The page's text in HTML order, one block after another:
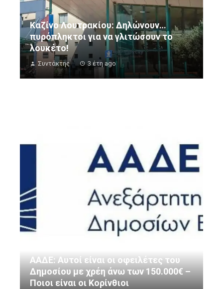
Καζίνο Λουτρακίου: Δηλώνουν…
πυρόπληκτοι για να γλιτώσουν το
λουκέτο!
Συντάκτης 3 έτη ago
ΑΑΔΕ: Αυτοί είναι οι οφειλέτες του
Δημοσίου με χρέη άνω των 150.000€ –
Ποιοι είναι οι Κορίνθιοι